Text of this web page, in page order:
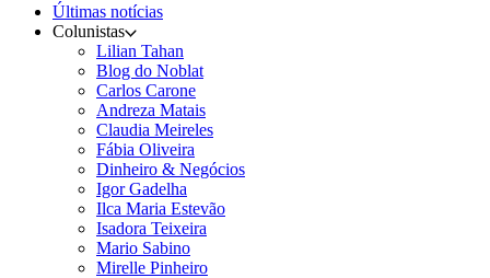
Últimas notícias
Colunistas
Lilian Tahan
Blog do Noblat
Carlos Carone
Andreza Matais
Claudia Meireles
Fábia Oliveira
Dinheiro & Negócios
Igor Gadelha
Ilca Maria Estevão
Isadora Teixeira
Mario Sabino
Mirelle Pinheiro